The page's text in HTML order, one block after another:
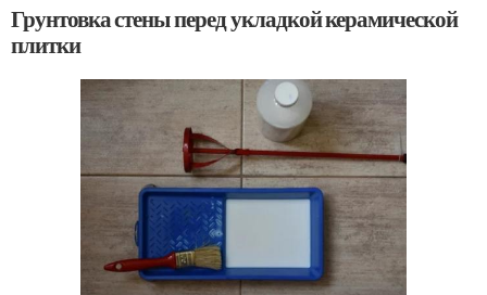
Грунтовка стены перед укладкой керамической
плитки